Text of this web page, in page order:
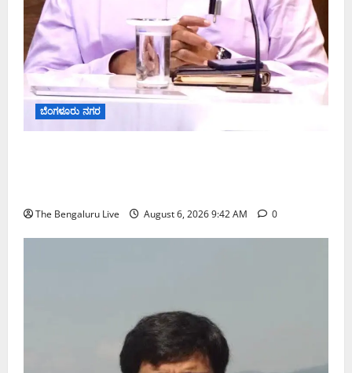
ಬೆಂಗಳೂರು ನಗರ
The Bengaluru Live August 6, 2026 9:42 AM 0